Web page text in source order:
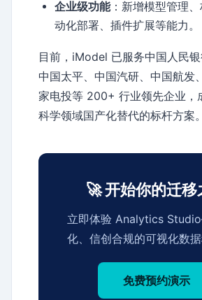
企业级功能：新增模型管理
动化部署、插件扩展等能力。
目前，iModel 已服务中国人民银
中国太平、中国汽研、中国航发
家电投等 200+ 行业领先企业，
科学领域国产化替代的标杆方案。
🚀 开始你的迁移
立即体验 Analytics
化、信创合规的可视化数
免费预约演示